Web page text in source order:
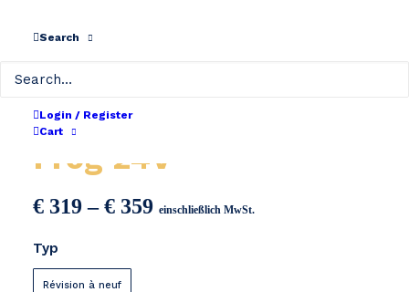
Search
Login / Register
Cart
Phylion XH259-10J
Frog 24V
€ 319 –€ 359Preisspanne:
einschließlich MwSt.
Typ
Révision à neuf